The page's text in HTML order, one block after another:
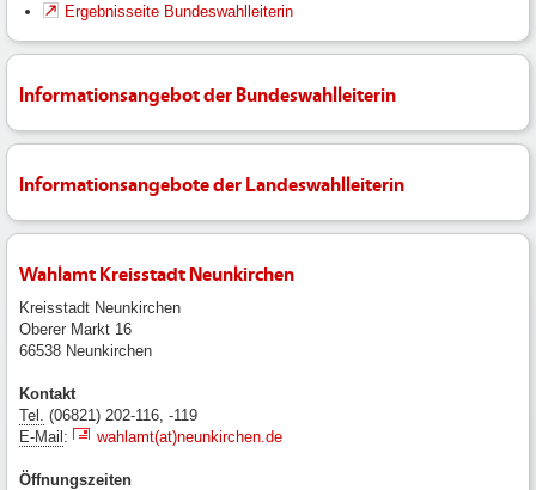
Ergebnisseite Bundeswahlleiterin
Informationsangebot der Bundeswahlleiterin
Informationsangebote der Landeswahlleiterin
Wahlamt Kreisstadt Neunkirchen
Kreisstadt Neunkirchen
Oberer Markt 16
66538 Neunkirchen
Kontakt
Tel. (06821) 202-116, -119
E-Mail: wahlamt(at)neunkirchen.de
Öffnungszeiten